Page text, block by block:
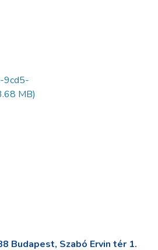
9cd5-
MB)
Budapest, Szabó Ervin tér 1.